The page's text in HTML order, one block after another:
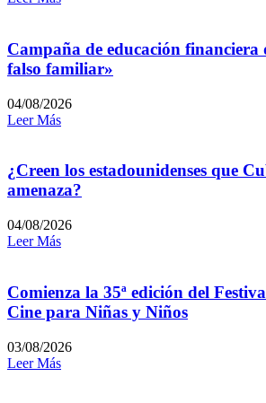
Campaña de educación financiera
falso familiar»
04/08/2026
Leer Más
¿Creen los estadounidenses que
amenaza?
04/08/2026
Leer Más
Comienza la 35ª edición del
Cine para Niñas y Niños
03/08/2026
Leer Más